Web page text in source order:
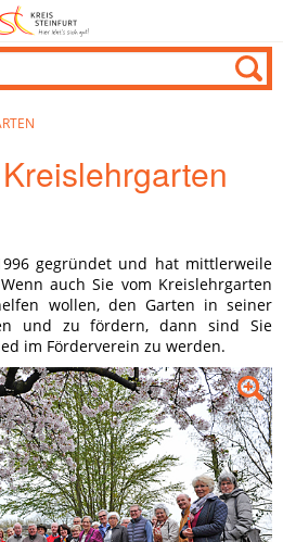
gegründet und hat mittlerweile
auch Sie vom Kreislehrgarten
wollen, den Garten in seiner
und zu fördern, dann sind Sie
im Förderverein zu werden.